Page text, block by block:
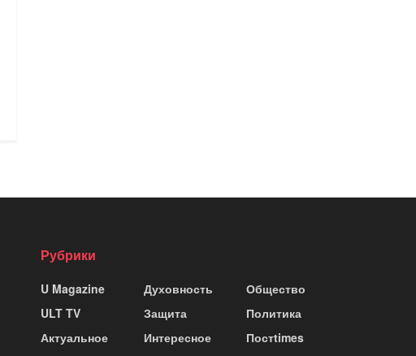
Рубрики
U Magazine
ULT TV
Актуальное
Духовность
Защита
Интересное
Общество
Политика
Постtimes